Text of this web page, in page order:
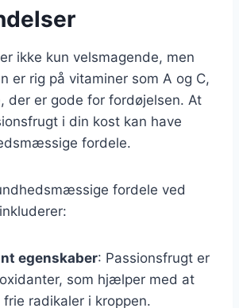
ikke kun velsmagende, men
er rig på vitaminer som A og C,
der er gode for fordøjelsen. At
i din kost kan have
fordele.
fordele ved
egenskaber: Passionsfrugt er
som hjælper med at
radikaler i kroppen.